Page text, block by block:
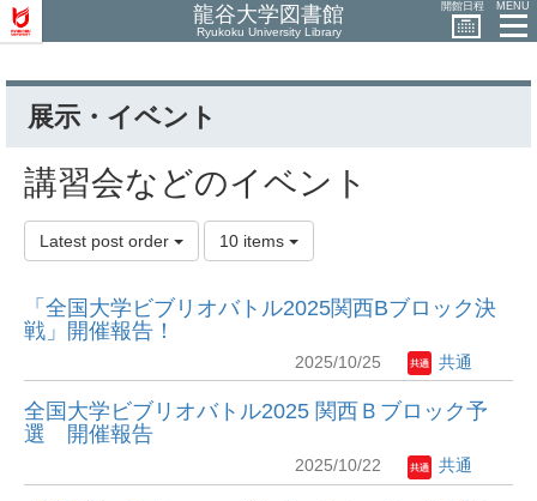
龍谷大学図書館
Ryukoku University Library
開館日程 MENU
展示・イベント
講習会などのイベント
Latest post order 10 items
「全国大学ビブリオバトル2025関西Bブロック決
戦」開催報告！
2025/10/25 共通
全国大学ビブリオバトル2025 関西Ｂブロック予
選 開催報告
2025/10/22 共通